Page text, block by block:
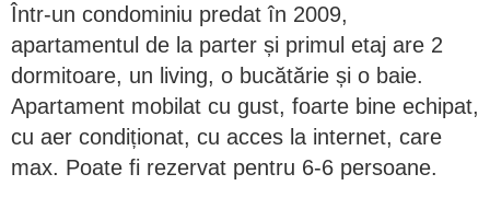
Într-un condominiu predat în 2009,
apartamentul de la parter și primul etaj are 2
dormitoare, un living, o bucătărie și o baie.
Apartament mobilat cu gust, foarte bine echipat,
cu aer condiționat, cu acces la internet, care
max. Poate fi rezervat pentru 6-6 persoane.